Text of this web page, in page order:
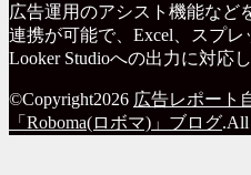
広告運用のアシスト機能など
連携が可能で、Excel、スプレ
Looker Studioへの出力に対応
©Copyright2026 広告レポート
「Roboma(ロボマ)」ブログ.All